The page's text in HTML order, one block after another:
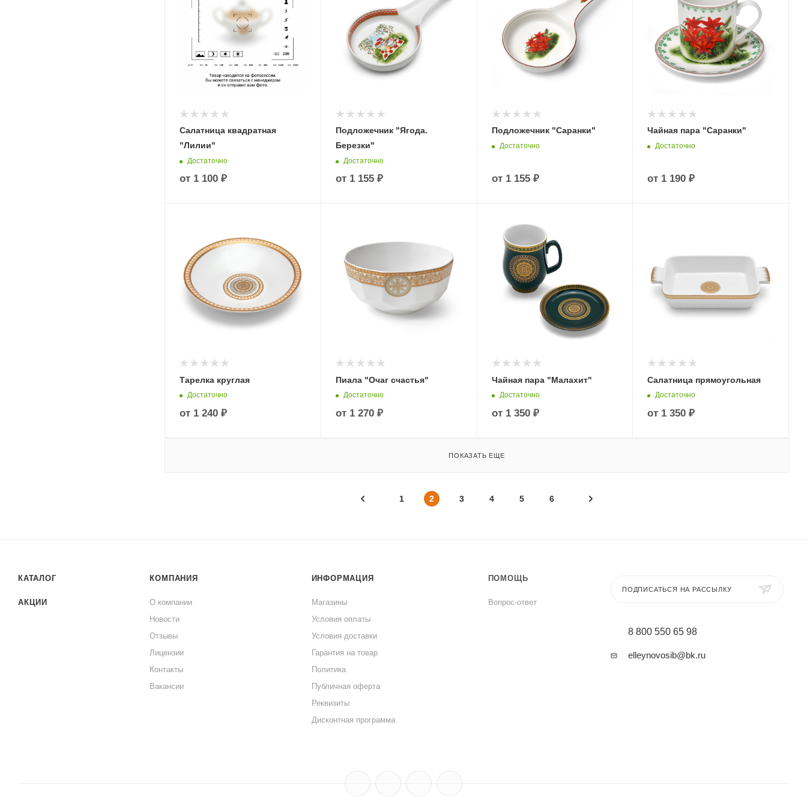
Салатница квадратная
"Лилии"
Достаточно
от 1 100 ₽
Подложечник "Ягода.
Березки"
Достаточно
от 1 155 ₽
Подложечник "Саранки"
Достаточно
от 1 155 ₽
Чайная пара "Саранки"
Достаточно
от 1 190 ₽
Тарелка круглая
Достаточно
от 1 240 ₽
Пиала "Очаг счастья"
Достаточно
от 1 270 ₽
Чайная пара "Малахит"
Достаточно
от 1 350 ₽
Салатница прямоугольная
Достаточно
от 1 350 ₽
ПОКАЗАТЬ ЕЩЕ
1 2 3 4 5 6
КАТАЛОГ
АКЦИИ
КОМПАНИЯ
О компании
Новости
Отзывы
Лицензии
Контакты
Вакансии
ИНФОРМАЦИЯ
Магазины
Условия оплаты
Условия доставки
Гарантия на товар
Политика
Публичная оферта
Реквизиты
Дисконтная программа
ПОМОЩЬ
Вопрос-ответ
ПОДПИСАТЬСЯ НА РАССЫЛКУ
8 800 550 65 98
elleynovosib@bk.ru